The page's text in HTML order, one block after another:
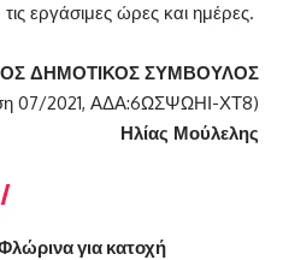
εργάσιμες ώρες και ημέρες.
ΔΗΜΟΤΙΚΟΣ ΣΥΜΒΟΥΛΟΣ
07/2021, ΑΔΑ:6ΩΣΨΩΗΙ-ΧΤ8)
Ηλίας Μούλελης
για κατοχή